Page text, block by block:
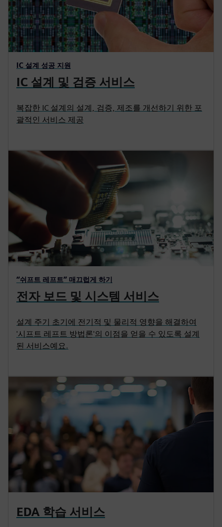
IC 설계 성공 지원
IC 설계 및 검증 서비스
복잡한 IC 설계의 설계, 검증, 제조를 개선하기 위한 포
괄적인 서비스 제공
“쉬프트 레프트” 매끄럽게 하기
전자 보드 및 시스템 서비스
설계 주기 초기에 전기적 및 물리적 영향을 해결하여
'시프트 레프트 방법론'의 이점을 얻을 수 있도록 설계
된 서비스예요.
EDA 학습 서비스